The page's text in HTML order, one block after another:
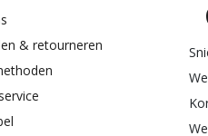
& retourneren